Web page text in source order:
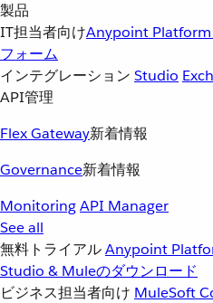
製品
IT担当者向けAnypoint Platform
フォーム
インテグレーション Studio
API管理
Flex Gateway新着情報
Governance新着情報
MonitoringAPI Manager
See all
無料トライアルAnypoint
Studio & Muleのダウンロード
ビジネス担当者向け MuleSoft